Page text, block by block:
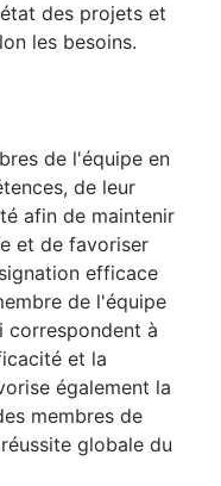
des projets et
les besoins.
de l'équipe en
de leur
afin de maintenir
et de favoriser
efficace
de l'équipe
correspondent à
et la
également la
membres de
globale du